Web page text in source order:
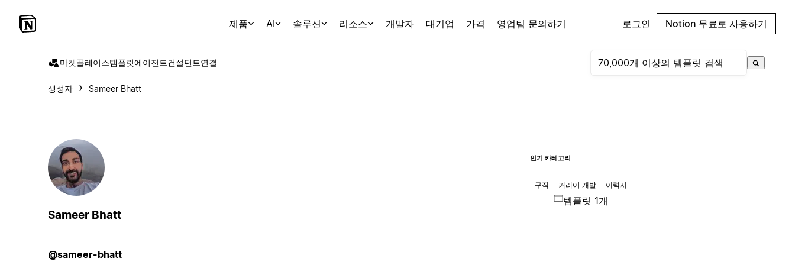
제품 AI 솔루션 리소스 개발자 대기업 가격 영업팀 문의하기 로그인 Notion 무료로 사용하기
마켓플레이스템플릿에이전트컨설턴트연결
생성자 Sameer Bhatt
Sameer Bhatt
@sameer-bhatt
인기 카테고리
구직 커리어 개발 이력서
템플릿 1개